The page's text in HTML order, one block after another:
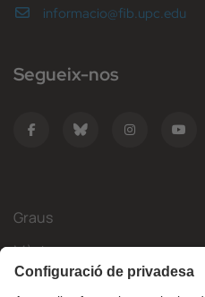
informacio@fib.upc.edu
Segueix-nos
Graus
Màsters
Mobilitat Internacional